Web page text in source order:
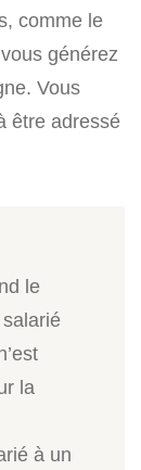
comme le
générez
Vous
être adressé
le
la
à un